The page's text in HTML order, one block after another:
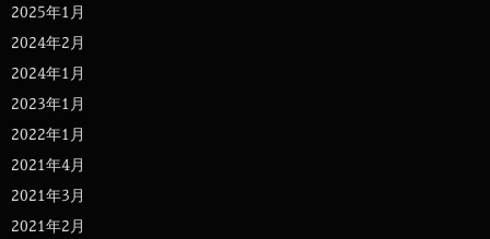
2025年1月
2024年2月
2024年1月
2023年1月
2022年1月
2021年4月
2021年3月
2021年2月